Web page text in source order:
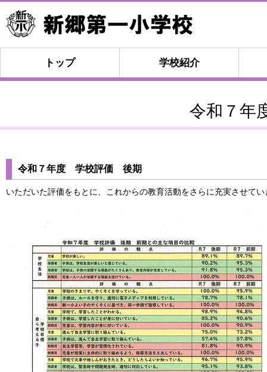
トップ 学校紹介
令和７
令和７年度 学校評価 後期
いただいた評価をもとに、これからの教育活動をさらに充実させて